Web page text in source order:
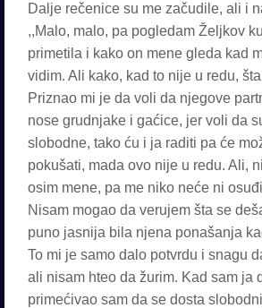
Dalje rečenice su me začudile, ali i
,,Malo, malo, pa pogledam Željkov
primetila i kako on mene gleda kad
vidim. Ali kako, kad to nije u redu,
Priznao mi je da voli da njegove
nose grudnjake i gaćice, jer voli da
slobodne, tako ću i ja raditi pa će
pokušati, mada ovo nije u redu. Ali,
osim mene, pa me niko neće ni
Nisam mogao da verujem šta se
puno jasnija bila njena ponašanja
To mi je samo dalo potvrdu i snagu
ali nisam hteo da žurim. Kad sam ja
primećivao sam da se dosta